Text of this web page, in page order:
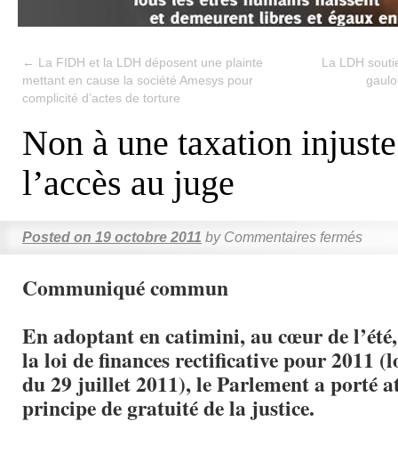
← La FIDH et la LDH déposent une plainte
mettant en cause la société Amesys pour
complicité d’actes de torture
La LDH
Non à une taxation
l’accès au juge
Posted on 19 octobre 2011 by Commentaires fermés
Communiqué commun
En adoptant en catimini, au cœur de
la loi de finances rectificative pour 2011
du 29 juillet 2011), le Parlement a porté
principe de gratuité de la justice.